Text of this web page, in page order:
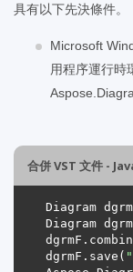
具有以下先決條件。
Microsoft
用程序運行時
合併 VST 文件 -
Diagram
Diagram
dgrmF.save(